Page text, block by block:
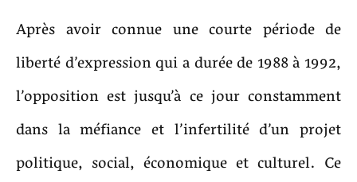
Après avoir connue une courte période de
liberté d’expression qui a durée de 1988 à 1992,
l’opposition est jusqu’à ce jour constamment
dans la méfiance et l’infertilité d’un projet
politique, social, économique et culturel. Ce